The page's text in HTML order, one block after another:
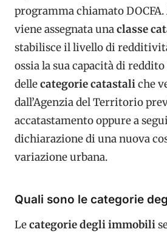
programma chiamato
viene assegnata unaclasse
stabilisce il livello di
ossia la sua capacità di reddito
dellecategorie catastaliche
dall’Agenzia del Territorio
accatastamento oppure a
dichiarazione di una nuova
variazione urbana.
Quali sono le categorie
Lecategorie degli immobili